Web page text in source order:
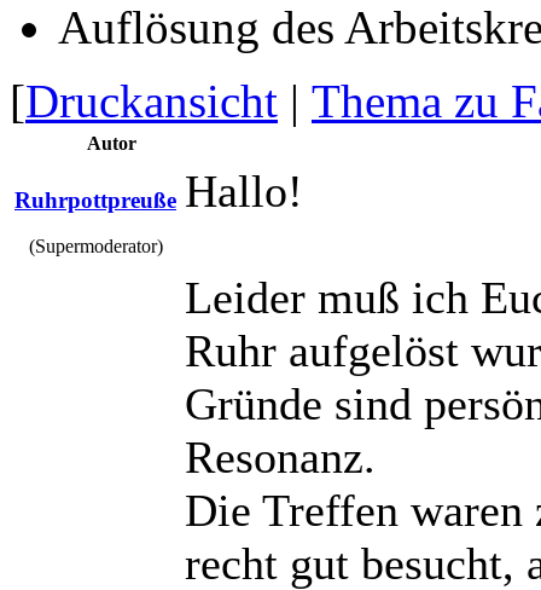
Auflösung des
[Druckansicht | Thema zu
Autor
Ruhrpottpreuße
(Supermoderator)
Hallo!
Leider muß ich
Ruhr aufgelöst
Gründe sind
Resonanz.
Die Treffen waren
recht gut besucht,